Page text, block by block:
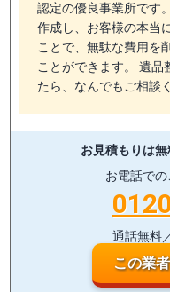
認定の優良事業所です
作成し、お客様の本当
ことで、無駄な費用を
ことができます。 遺
たら、なんでもご相談
お見積もりは無
お電話で
通話無料
この業